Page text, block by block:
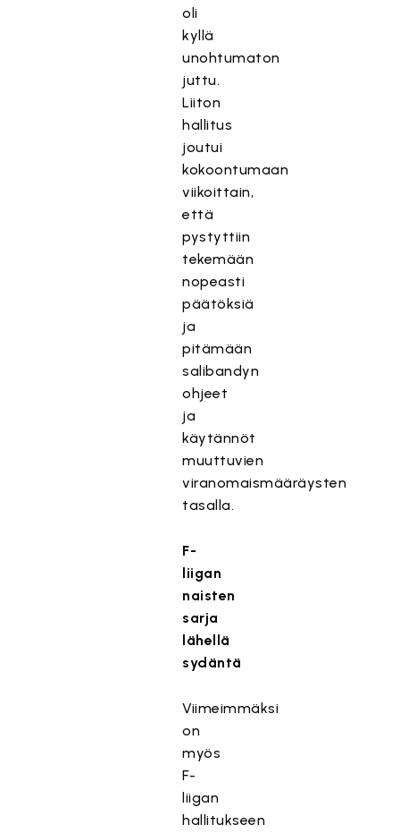
oli
kyllä
unohtumaton
juttu.
Liiton
hallitus
joutui
kokoontumaan
viikoittain,
että
pystyttiin
tekemään
nopeasti
päätöksiä
ja
pitämään
salibandyn
ohjeet
ja
käytännöt
muuttuvien
viranomaismääräysten
tasalla.
F-
liigan
naisten
sarja
lähellä
sydäntä
Viimeimmäksi
on
myös
F-
liigan
hallitukseen